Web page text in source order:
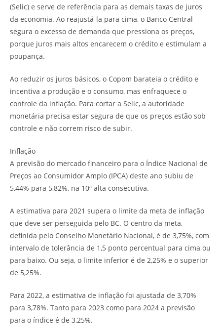
(Selic) e serve de referência para as demais taxas de juros
da economia. Ao reajustá-la para cima, o Banco Central
segura o excesso de demanda que pressiona os preços,
porque juros mais altos encarecem o crédito e estimulam a
poupança.
Ao reduzir os juros básicos, o Copom barateia o crédito e
incentiva a produção e o consumo, mas enfraquece o
controle da inflação. Para cortar a Selic, a autoridade
monetária precisa estar segura de que os preços estão sob
controle e não correm risco de subir.
Inflação
A previsão do mercado financeiro para o Índice Nacional de
Preços ao Consumidor Amplo (IPCA) deste ano subiu de
5,44% para 5,82%, na 10ª alta consecutiva.
A estimativa para 2021 supera o limite da meta de inflação
que deve ser perseguida pelo BC. O centro da meta,
definida pelo Conselho Monetário Nacional, é de 3,75%, com
intervalo de tolerância de 1,5 ponto percentual para cima ou
para baixo. Ou seja, o limite inferior é de 2,25% e o superior
de 5,25%.
Para 2022, a estimativa de inflação foi ajustada de 3,70%
para 3,78%. Tanto para 2023 como para 2024 a previsão
para o índice é de 3,25%.